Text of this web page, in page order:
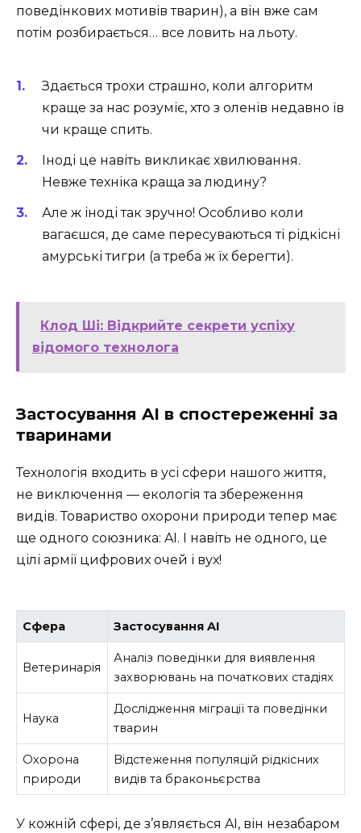
поведінкових мотивів тварин), а він вже сам
потім розбирається… все ловить на льоту.
Здається трохи страшно, коли алгоритм
краще за нас розуміє, хто з оленів недавно їв
чи краще спить.
Іноді це навіть викликає хвилювання.
Невже техніка краща за людину?
Але ж іноді так зручно! Особливо коли
вагаєшся, де саме пересуваються ті рідкісні
амурські тигри (а треба ж їх берегти).
Клод Ші: Відкрийте секрети успіху
відомого технолога
Застосування AI в спостереженні за
тваринами
Технологія входить в усі сфери нашого життя,
не виключення — екологія та збереження
видів. Товариство охорони природи тепер має
ще одного союзника: AI. І навіть не одного, це
цілі армії цифрових очей і вух!
Сфера Застосування AI
Ветеринарія
Аналіз поведінки для виявлення
захворювань на початкових стадіях
Наука
Дослідження міграції та поведінки
тварин
Охорона
природи
Відстеження популяцій рідкісних
видів та браконьєрства
У кожній сфері, де з’являється AI, він незабаром